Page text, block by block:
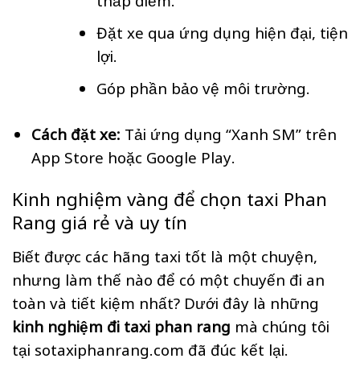
Đặt xe qua ứng dụng hiện đại, tiện
lợi.
Góp phần bảo vệ môi trường.
Cách đặt xe: Tải ứng dụng “Xanh SM” trên
App Store hoặc Google Play.
Kinh nghiệm vàng để chọn taxi Phan
Rang giá rẻ và uy tín
Biết được các hãng taxi tốt là một chuyện,
nhưng làm thế nào để có một chuyến đi an
toàn và tiết kiệm nhất? Dưới đây là những
kinh nghiệm đi taxi phan rang mà chúng tôi
tại sotaxiphanrang.com đã đúc kết lại.